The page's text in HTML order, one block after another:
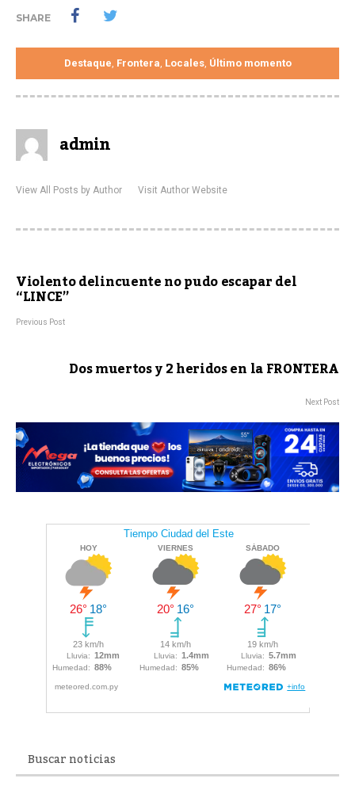
SHARE
Destaque, Frontera, Locales, Último momento
admin
View All Posts by Author Visit Author Website
Violento delincuente no pudo escapar del
“LINCE”
Previous Post
Dos muertos y 2 heridos en la FRONTERA
Next Post